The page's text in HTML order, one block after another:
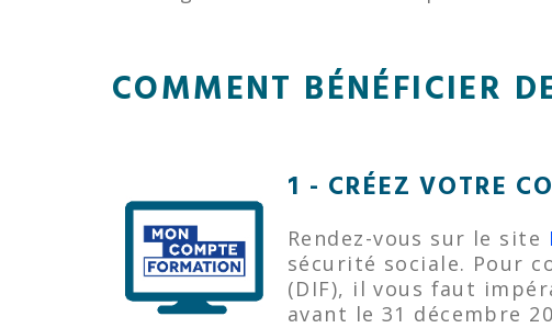
COMMENT BÉNÉFICIER
1 - CRÉEZ VOTRE
Rendez-vous sur le site
sécurité sociale. Pour
(DIF), il vous faut
avant le 31 décembre